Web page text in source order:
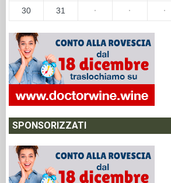
30 31 · · ·
SPONSORIZZATI